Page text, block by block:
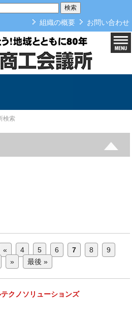
組織の概要 お問い合わせ
検索
« 4 5 6 7 8
9
» 最後 »
クノソリューションズ